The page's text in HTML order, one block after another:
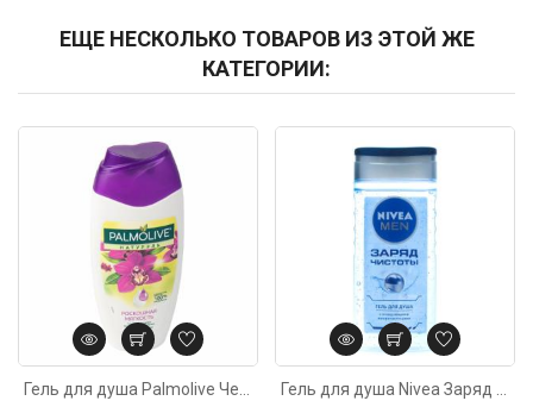
ЕЩЕ НЕСКОЛЬКО ТОВАРОВ ИЗ ЭТОЙ ЖЕ
КАТЕГОРИИ: